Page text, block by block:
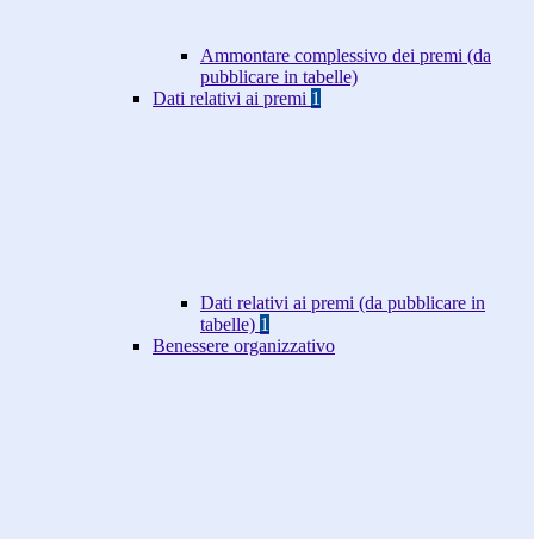
Ammontare complessivo dei premi (da
pubblicare in tabelle)
Dati relativi ai premi 1
Dati relativi ai premi (da pubblicare in
tabelle) 1
Benessere organizzativo